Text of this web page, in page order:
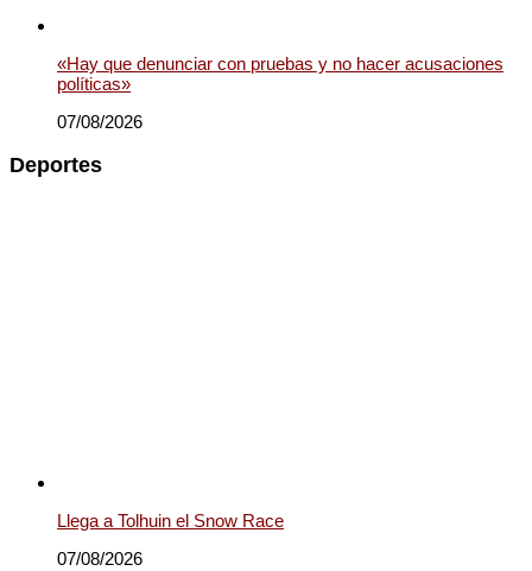
«Hay que denunciar con pruebas y no hacer acusaciones
políticas»
07/08/2026
Deportes
Llega a Tolhuin el Snow Race
07/08/2026